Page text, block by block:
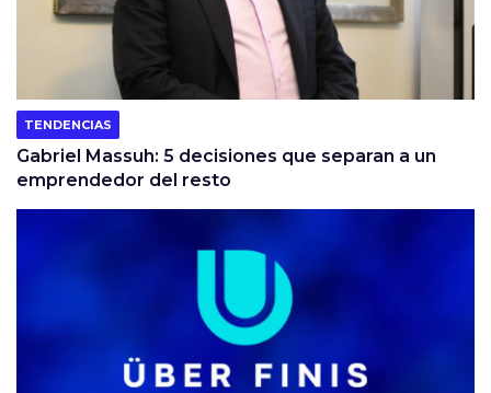
TENDENCIAS
Gabriel Massuh: 5 decisiones que separan a un
emprendedor del resto